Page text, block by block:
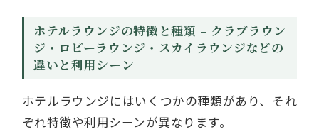
ホテルラウンジの特徴と種類 – クラブラウン
ジ・ロビーラウンジ・スカイラウンジなどの
違いと利用シーン
ホテルラウンジにはいくつかの種類があり、それ
ぞれ特徴や利用シーンが異なります。